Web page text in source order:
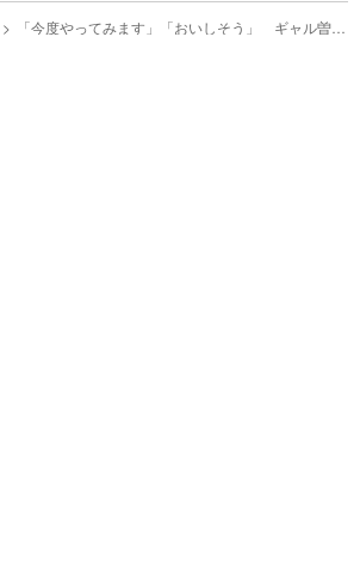
「今度やってみます」「おいしそう」 ギャル曽根
がカレーを作る時には『ある飲み物』を入れる？